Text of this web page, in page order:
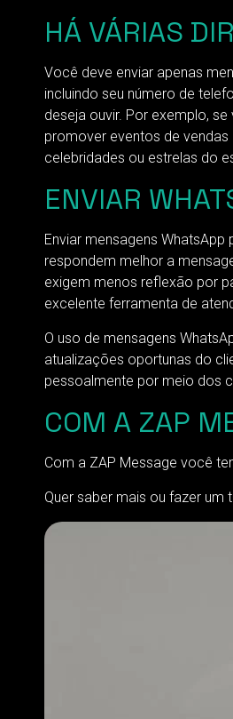
HÁ VÁRIAS
Você deve enviar apenas
incluindo seu número de
deseja ouvir. Por exemplo,
promover eventos de
celebridades ou estrelas do
ENVIAR
Enviar mensagens
respondem melhor a
exigem menos reflexão por
excelente ferramenta de
O uso de mensagens
atualizações oportunas do
pessoalmente por meio dos
COM A ZAP
Com a ZAP Message você
Quer saber mais ou fazer um